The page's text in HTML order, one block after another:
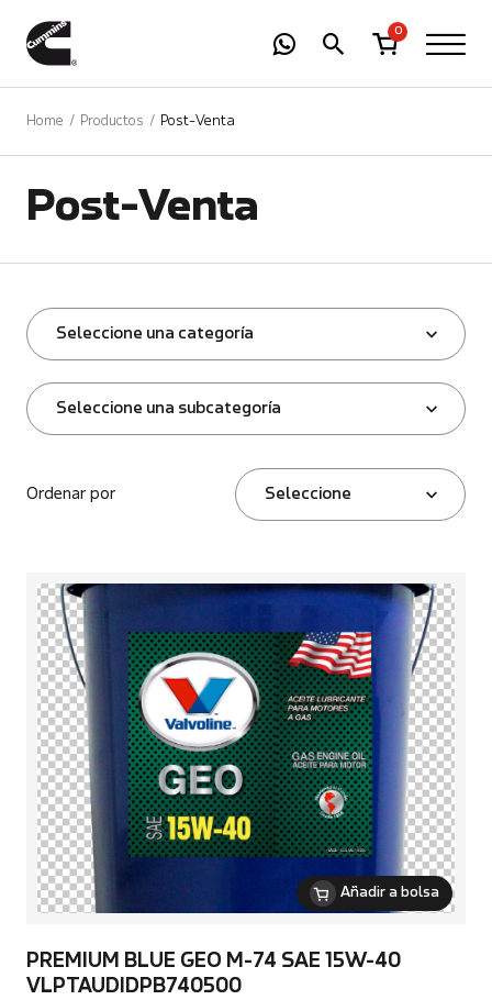
0
Home Productos Post-Venta
Post-Venta
Seleccione una categoría
Seleccione una subcategoría
Ordenar por Seleccione
Añadir a bolsa
PREMIUM BLUE GEO M-74 SAE 15W-40
VLPTAUDIDPB740500